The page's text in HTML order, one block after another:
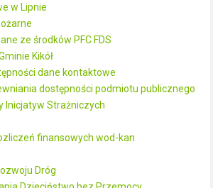
w Lipnie
ze środków PFC FDS
Kikół
dane kontaktowe
dostępności podmiotu publicznego
Inicjatyw Strażniczych
finansowych wod-kan
Dróg